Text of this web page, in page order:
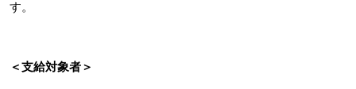
す。
＜支給対象者＞